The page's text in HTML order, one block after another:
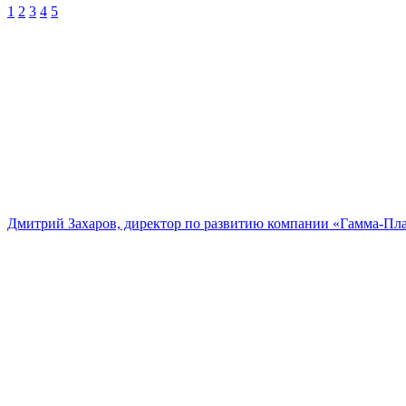
1 2 3 4 5
Дмитрий Захаров, директор по развитию компании «Гамма-